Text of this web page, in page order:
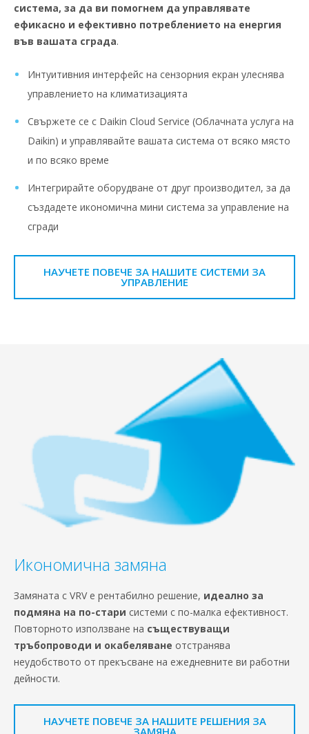
система, за да ви помогнем да управлявате
ефикасно и ефективно потреблението на енергия
във вашата сграда.
Интуитивния интерфейс на сензорния екран улеснява
управлението на климатизацията
Свържете се с Daikin Cloud Service (Облачната услуга на
Daikin) и управлявайте вашата система от всяко място
и по всяко време
Интегрирайте оборудване от друг производител, за да
създадете икономична мини система за управление на
сгради
НАУЧЕТЕ ПОВЕЧЕ ЗА НАШИТЕ СИСТЕМИ ЗА
УПРАВЛЕНИЕ
Икономична замяна
Замяната с VRV е рентабилно решение, идеално за
подмяна на по-стари системи с по-малка ефективност.
Повторното използване на съществуващи
тръбопроводи и окабеляване отстранява
неудобството от прекъсване на ежедневните ви работни
дейности.
НАУЧЕТЕ ПОВЕЧЕ ЗА НАШИТЕ РЕШЕНИЯ ЗА